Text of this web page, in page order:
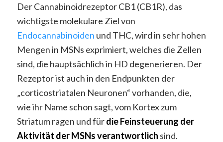
Der Cannabinoidrezeptor CB1 (CB1R), das
wichtigste molekulare Ziel von
Endocannabinoiden und THC, wird in sehr hohen
Mengen in MSNs exprimiert, welches die Zellen
sind, die hauptsächlich in HD degenerieren. Der
Rezeptor ist auch in den Endpunkten der
„corticostriatalen Neuronen“ vorhanden, die,
wie ihr Name schon sagt, vom Kortex zum
Striatum ragen und fürdie Feinsteuerung der
Aktivität der MSNs verantwortlich sind.